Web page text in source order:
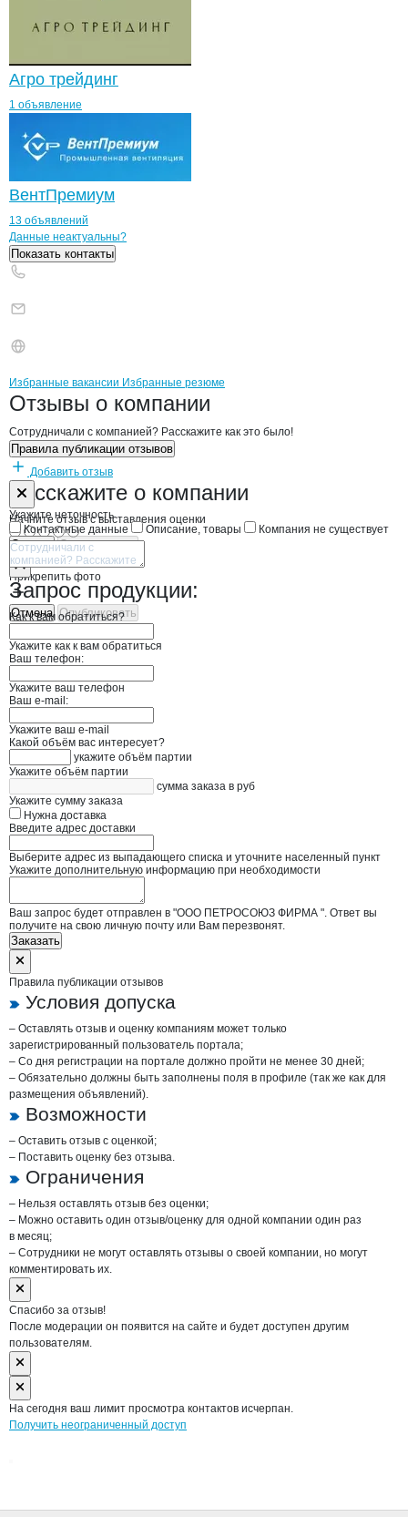
Агро трейдинг
1 объявление
ВентПремиум
13 объявлений
Контактыкомпании
+7(800)000-00-..
Данные неактуальны?
Показать контакты
Брендыкомпани ПЕТРОСОЮЗ
Вакансии вПЕТРОСОЮЗ ФИРМА
Избранные вакансии Избранные резюме
Новости oПЕТРОСОЮЗ ФИРМА ,
Отзывы о компании
Сотрудничали с компанией? Расскажите как это было!
Правила публикации отзывов
Добавить отзыв
Расскажите о компании
Начните отзыв с выставления оценки
Прикрепить фото
Отмена Опубликовать
Форма обратной связи о неточностях
Укажите неточность
Контактные данные
Описание, товары Компания не существует
Отмена Опубликовать
Запрос продукции:
Как к вам обратиться?
Укажите как к вам обратиться
Ваш телефон:
Укажите ваш телефон
Ваш e-mail:
Укажите ваш e-mail
Какой объём вас интересует?
укажите объём партии
Укажите объём партии
сумма заказа в руб
Укажите сумму заказа
Нужна доставка
Введите адрес доставки
Выберите адрес из выпадающего списка и уточните населенный пункт
Укажите дополнительную информацию при необходимости
Ваш запрос будет отправлен в "ООО ПЕТРОСОЮЗ ФИРМА ". Ответ вы
получите на свою личную почту или Вам перезвонят.
Заказать
Правила публикации отзывов
Условия допуска
– Оставлять отзыв и оценку компаниям может только
зарегистрированный пользователь портала;
– Со дня регистрации на портале должно пройти не менее 30 дней;
– Обязательно должны быть заполнены поля в профиле (так же как для
размещения объявлений).
Возможности
– Оставить отзыв с оценкой;
– Поставить оценку без отзыва.
Ограничения
– Нельзя оставлять отзыв без оценки;
– Можно оставить один отзыв/оценку для одной компании один раз
в месяц;
– Сотрудники не могут оставлять отзывы о своей компании, но могут
комментировать их.
Спасибо за отзыв!
После модерации он появится на сайте и будет доступен другим
пользователям.
На сегодня ваш лимит просмотра контактов исчерпан.
Получить неограниченный доступ